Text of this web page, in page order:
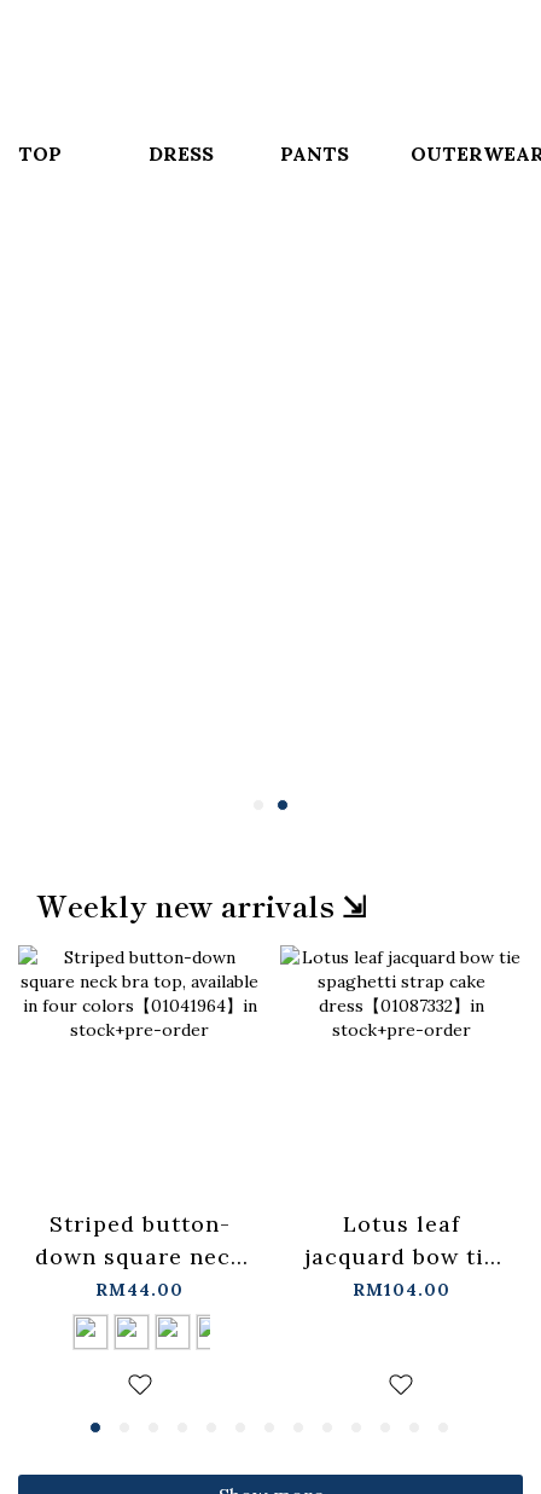
TOP DRESS PANTS
Weekly new arrivals ⇲
Striped button-
down square neck
bra top, available
in four
colors【01041964】
in stock+pre-order
RM44.00
Lotus leaf
jacquard bow tie
spaghetti strap
in stock+pre-order
RM104.00